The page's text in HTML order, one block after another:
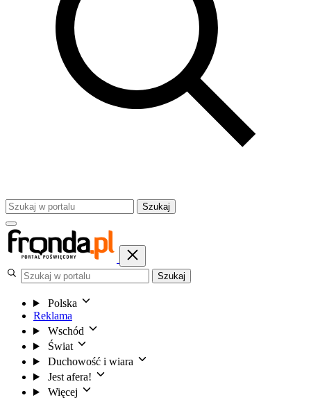
Szukaj
Szukaj
Polska
Reklama
Wschód
Świat
Duchowość i wiara
Jest afera!
Więcej